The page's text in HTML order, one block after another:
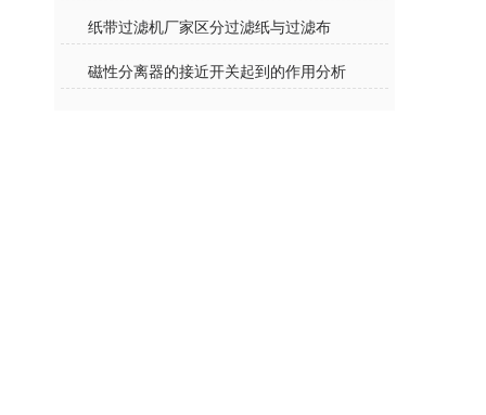
纸带过滤机厂家区分过滤纸与过滤布
磁性分离器的接近开关起到的作用分析